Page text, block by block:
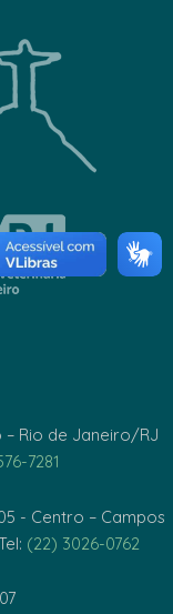
– Rio de Janeiro/RJ
7281
- Centro – Campos
(22) 3026-0762